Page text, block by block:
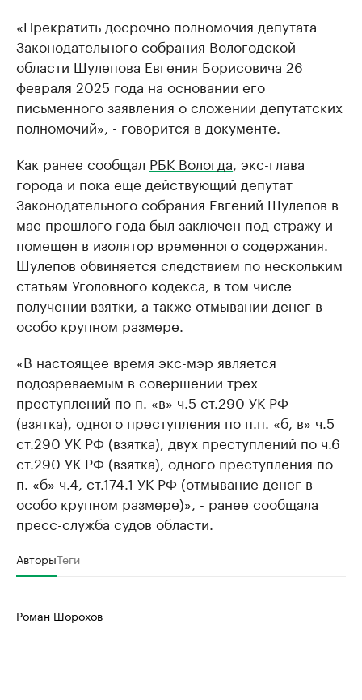
«Прекратить досрочно полномочия депутата
Законодательного собрания Вологодской
области Шулепова Евгения Борисовича 26
февраля 2025 года на основании его
письменного заявления о сложении депутатских
полномочий», - говорится в документе.
Как ранее сообщал РБК Вологда , экс-глава
города и пока еще действующий депутат
Законодательного собрания Евгений Шулепов в
мае прошлого года был заключен под стражу и
помещен в изолятор временного содержания.
Шулепов обвиняется следствием по нескольким
статьям Уголовного кодекса, в том числе
получении взятки, а также отмывании денег в
особо крупном размере.
«В настоящее время экс-мэр является
подозреваемым в совершении трех
преступлений по п. «в» ч.5 ст.290 УК РФ
(взятка), одного преступления по п.п. «б, в» ч.5
ст.290 УК РФ (взятка), двух преступлений по ч.6
ст.290 УК РФ (взятка), одного преступления по
п. «б» ч.4, ст.174.1 УК РФ (отмывание денег в
особо крупном размере)», - ранее сообщала
пресс-служба судов области.
АвторыТеги
Роман Шорохов